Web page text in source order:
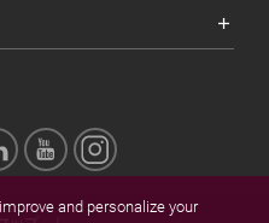
and personalize your